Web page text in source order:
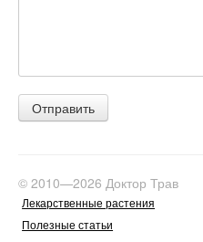
© 2010—2026 Доктор Трав
Лекарственные растения
Полезные статьи